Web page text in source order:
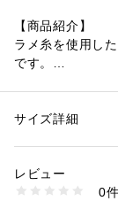
【商品紹介】
ラメ糸を使用し
です。
キラッとしたビ
【コーディネート
ハロウィンのシ
性別：レディース
素材：本体:ポリエ
生産国：中国製
サイズ詳細
レビュー
0件